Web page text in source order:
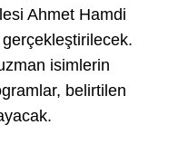
Ahmet Hamdi
gerçekleştirilecek.
isimlerin
belirtilen